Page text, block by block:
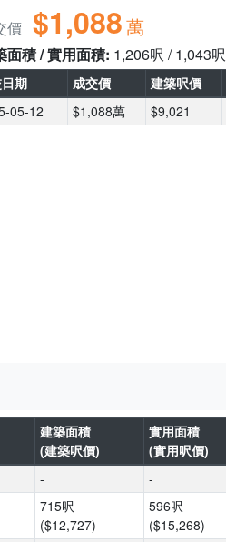
價 $1,088萬
面積 / 實用面積: 1,206呎 / 1,043呎
期 成交價 建築呎價
05-12
$1,088萬 $9,021
建築面積
(建築呎價)
實用面積
(實用呎價)
- -
715呎
($12,727)
596呎
($15,268)